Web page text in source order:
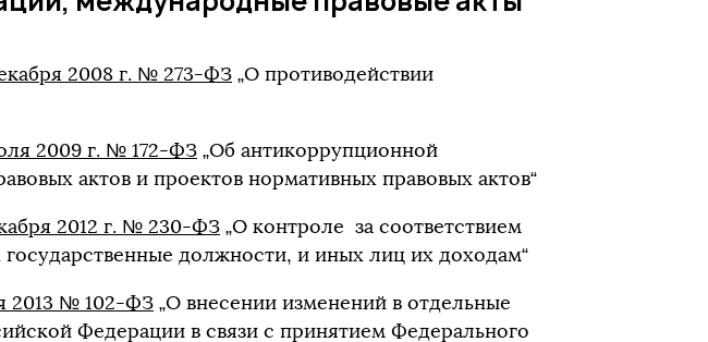
2008 г. № 273-ФЗ „О противодействии
2009 г. № 172-ФЗ „Об антикоррупционной
актов и проектов нормативных правовых актов“
2012 г. № 230-ФЗ „О контроле за соответствием
должности, и иных лиц их доходам“
2013 № 102-ФЗ „О внесении изменений в отдельные
Федерации в связи с принятием Федерального